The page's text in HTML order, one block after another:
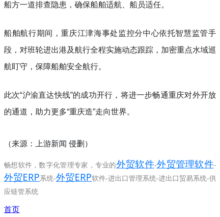
船方一道排查隐患，确保船舶适航、船员适任。
船舶航行期间，重庆江津海事处监控分中心依托智慧监管手
段，对班轮进出港及航行全程实施动态跟踪，加密重点水域巡
航盯守，保障船舶安全航行。
此次“沪渝直达快线”的成功开行，将进一步畅通重庆对外开放
的通道，助力更多“重庆造”走向世界。
（来源：上游新闻 侵删）
畅想软件，数字化管理专家，专业的外贸软件-外贸管理软件-
外贸ERP 系统-外贸ERP软件-进出口管理系统-进出口贸易系统-供
应链管系统
首页